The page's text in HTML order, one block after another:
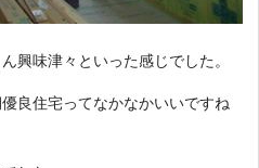
興味津々といった感じでした。
良住宅ってなかなかいいですね